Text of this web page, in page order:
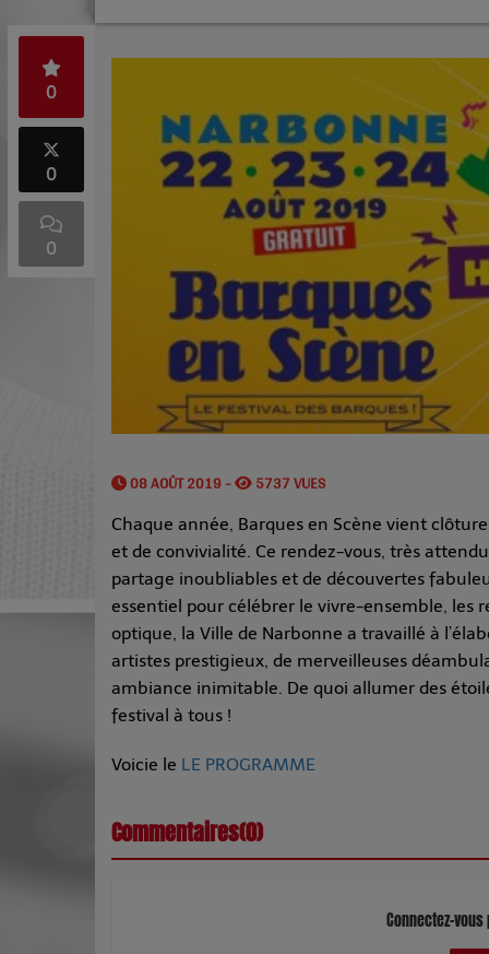
0
0
0
08 AOÛT 2019 - 5737 VUES
Chaque année, Barques en Scène vient
et de convivialité. Ce rendez-vous, très
partage inoubliables et de découvertes
essentiel pour célébrer le vivre-ensemble, les
optique, la Ville de Narbonne a travaillé à
artistes prestigieux, de merveilleuses
ambiance inimitable. De quoi allumer des
festival à tous !
Voicie le LE PROGRAMME
Commentaires(0)
Connectez-